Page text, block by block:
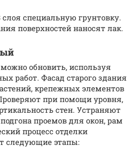
специальную грунтовку.
поверхностей наносят лак.
обновить, используя
работ. Фасад старого здания
крепежных элементов
при помощи уровня,
стен. Устраняют
проемов для окон, рам
процесс отделки
следующие этапы: